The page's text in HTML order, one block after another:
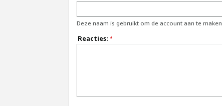
Deze naam is gebruikt om de account aan te maken.
Reacties: *